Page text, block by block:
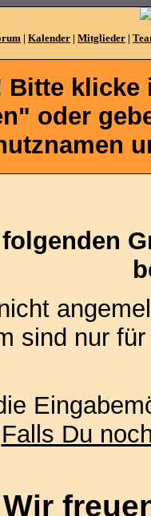
| Kalender | Mitglieder |
Bitte
oder
sind nur
Falls Du
Wir